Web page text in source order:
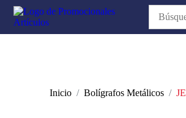
Inicio Bolígrafos Metálicos